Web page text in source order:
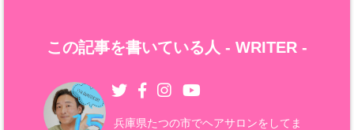
この記事を書いている人 - WRITER -
兵庫県たつの市でヘアサロンをしてま